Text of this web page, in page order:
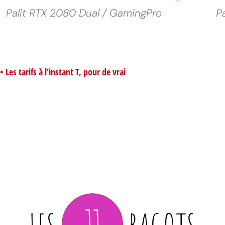
Palit RTX 2080 Dual / GamingPro
• Les tarifs à l'instant T, pour de vrai